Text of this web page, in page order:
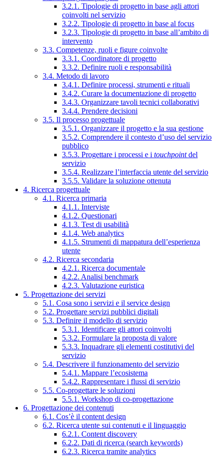
3.2.1. Tipologie di progetto in base agli attori
coinvolti nel servizio
3.2.2. Tipologie di progetto in base al focus
3.2.3. Tipologie di progetto in base all’ambito di
intervento
3.3. Competenze, ruoli e figure coinvolte
3.3.1. Coordinatore di progetto
3.3.2. Definire ruoli e responsabilità
3.4. Metodo di lavoro
3.4.1. Definire processi, strumenti e rituali
3.4.2. Curare la documentazione di progetto
3.4.3. Organizzare tavoli tecnici collaborativi
3.4.4. Prendere decisioni
3.5. Il processo progettuale
3.5.1. Organizzare il progetto e la sua gestione
3.5.2. Comprendere il contesto d’uso del servizio
pubblico
3.5.3. Progettare i processi e i touchpointdel
servizio
3.5.4. Realizzare l’interfaccia utente del servizio
3.5.5. Validare la soluzione ottenuta
4. Ricerca progettuale
4.1. Ricerca primaria
4.1.1. Interviste
4.1.2. Questionari
4.1.3. Test di usabilità
4.1.4. Web analytics
4.1.5. Strumenti di mappatura dell’esperienza
utente
4.2. Ricerca secondaria
4.2.1. Ricerca documentale
4.2.2. Analisi benchmark
4.2.3. Valutazione euristica
5. Progettazione dei servizi
5.1. Cosa sono i servizi e il service design
5.2. Progettare servizi pubblici digitali
5.3. Definire il modello di servizio
5.3.1. Identificare gli attori coinvolti
5.3.2. Formulare la proposta di valore
5.3.3. Inquadrare gli elementi costitutivi del
servizio
5.4. Descrivere il funzionamento del servizio
5.4.1. Mappare l’ecosistema
5.4.2. Rappresentare i flussi di servizio
5.5. Co-progettare le soluzioni
5.5.1. Workshop di co-progettazione
6. Progettazione dei contenuti
6.1. Cos’è il content design
6.2. Ricerca utente sui contenuti e il linguaggio
6.2.1. Content discovery
6.2.2. Dati di ricerca (search keywords)
6.2.3. Ricerca tramite analytics